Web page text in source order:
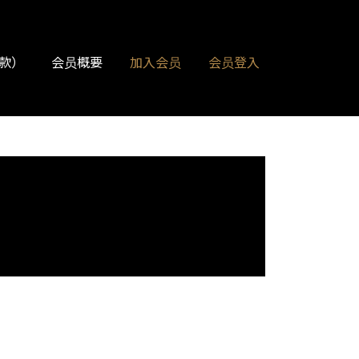
会员概要 加入会员 会员登入